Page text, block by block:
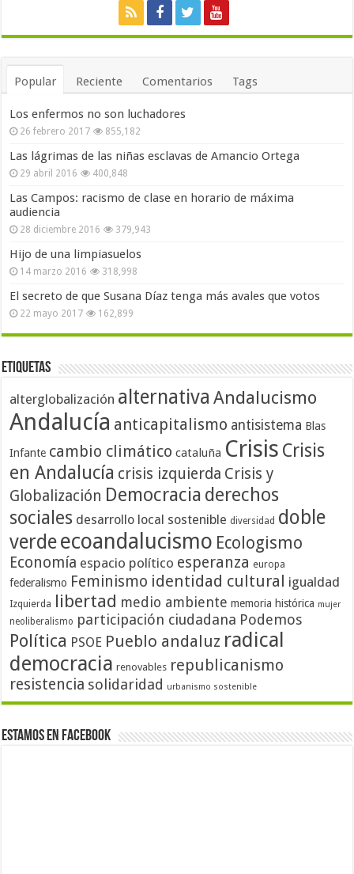
Popular Reciente Comentarios Tags
Los enfermos no son luchadores
26 febrero 2017 855,182
Las lágrimas de las niñas esclavas de Amancio Ortega
29 abril 2016 400,848
Las Campos: racismo de clase en horario de máxima
audiencia
28 diciembre 2016 379,943
Hijo de una limpiasuelos
14 marzo 2016 318,998
El secreto de que Susana Díaz tenga más avales que votos
22 mayo 2017 162,899
Etiquetas
alterglobalización alternativa Andalucismo
Andalucía anticapitalismo antisistema Blas
Infante cambio climático cataluña Crisis Crisis
en Andalucía crisis izquierda Crisis y
Globalización Democracia derechos
sociales desarrollo local sostenible diversidad doble
verdeecoandalucismo Ecologismo
Economía espacio político esperanza europa
federalismo Feminismo identidad cultural igualdad
Izquierda libertad medio ambiente memoria histórica mujer
neoliberalismo participación ciudadana Podemos
Política PSOE Pueblo andaluz radical
democracia renovables republicanismo
resistencia solidaridad urbanismo sostenible
Estamos en Facebook